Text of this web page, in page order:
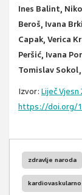
Ines Balint,
Beroš, Ivana
Capak, Verica
Peršić, Ivana
Tomislav
Izvor: Liječ Vjesn
https://doi.org/
zdravlje naroda